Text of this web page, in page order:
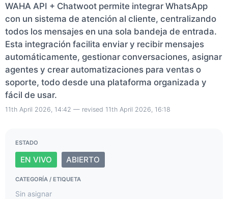
WAHA API + Chatwoot permite integrar WhatsApp
con un sistema de atención al cliente, centralizando
todos los mensajes en una sola bandeja de entrada.
Esta integración facilita enviar y recibir mensajes
automáticamente, gestionar conversaciones, asignar
agentes y crear automatizaciones para ventas o
soporte, todo desde una plataforma organizada y
fácil de usar.
11th April 2026, 14:42 — revised 11th April 2026, 16:18
ESTADO
EN VIVO ABIERTO
CATEGORÍA / ETIQUETA
Sin asignar